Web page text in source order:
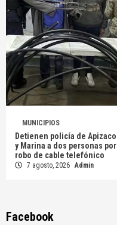
MUNICIPIOS
Detienen policía de Apizaco
y Marina a dos personas por
robo de cable telefónico
7 agosto, 2026 Admin
Facebook